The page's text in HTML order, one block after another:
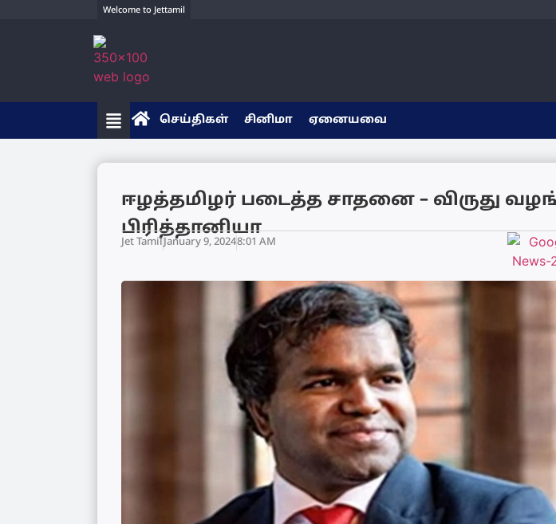
Welcome to Jettamil
செய்திகள் சினிமா ஏனையவை
ஈழத்தமிழர் படைத்த சாதனை – விருது
பிரித்தானியா
Jet TamilJanuary 9, 20248:01 AM